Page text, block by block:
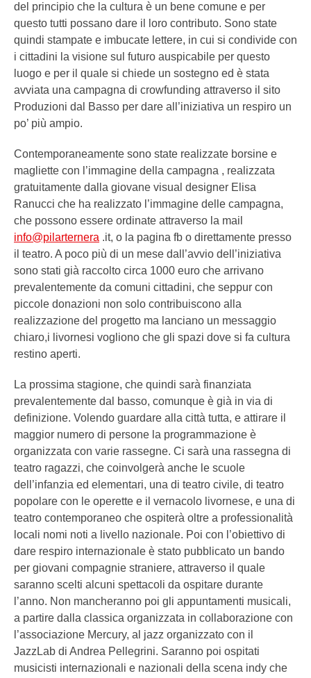
del principio che la cultura è un bene comune e per
questo tutti possano dare il loro contributo. Sono state
quindi stampate e imbucate lettere, in cui si condivide con
i cittadini la visione sul futuro auspicabile per questo
luogo e per il quale si chiede un sostegno ed è stata
avviata una campagna di crowfunding attraverso il sito
Produzioni dal Basso per dare all’iniziativa un respiro un
po’ più ampio.
Contemporaneamente sono state realizzate borsine e
magliette con l’immagine della campagna , realizzata
gratuitamente dalla giovane visual designer Elisa
Ranucci che ha realizzato l’immagine delle campagna,
che possono essere ordinate attraverso la mail
info@pilarternera .it, o la pagina fb o direttamente presso
il teatro. A poco più di un mese dall’avvio dell’iniziativa
sono stati già raccolto circa 1000 euro che arrivano
prevalentemente da comuni cittadini, che seppur con
piccole donazioni non solo contribuiscono alla
realizzazione del progetto ma lanciano un messaggio
chiaro,i livornesi vogliono che gli spazi dove si fa cultura
restino aperti.
La prossima stagione, che quindi sarà finanziata
prevalentemente dal basso, comunque è già in via di
definizione. Volendo guardare alla città tutta, e attirare il
maggior numero di persone la programmazione è
organizzata con varie rassegne. Ci sarà una rassegna di
teatro ragazzi, che coinvolgerà anche le scuole
dell’infanzia ed elementari, una di teatro civile, di teatro
popolare con le operette e il vernacolo livornese, e una di
teatro contemporaneo che ospiterà oltre a professionalità
locali nomi noti a livello nazionale. Poi con l’obiettivo di
dare respiro internazionale è stato pubblicato un bando
per giovani compagnie straniere, attraverso il quale
saranno scelti alcuni spettacoli da ospitare durante
l’anno. Non mancheranno poi gli appuntamenti musicali,
a partire dalla classica organizzata in collaborazione con
l’associazione Mercury, al jazz organizzato con il
JazzLab di Andrea Pellegrini. Saranno poi ospitati
musicisti internazionali e nazionali della scena indy che